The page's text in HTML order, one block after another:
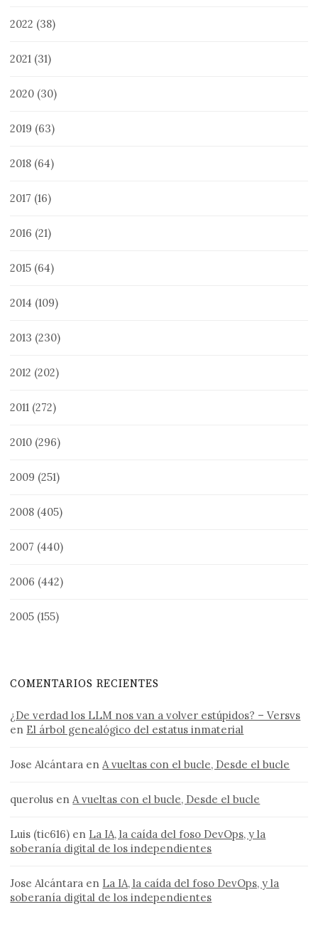
2022 (38)
2021 (31)
2020 (30)
2019 (63)
2018 (64)
2017 (16)
2016 (21)
2015 (64)
2014 (109)
2013 (230)
2012 (202)
2011 (272)
2010 (296)
2009 (251)
2008 (405)
2007 (440)
2006 (442)
2005 (155)
COMENTARIOS RECIENTES
¿De verdad los LLM nos van a volver estúpidos? – Versvs
en El árbol genealógico del estatus inmaterial
Jose Alcántara enA vueltas con el bucle, Desde el bucle
querolus enA vueltas con el bucle, Desde el bucle
Luis (tic616) en La IA, la caída del foso DevOps, y la
soberanía digital de los independientes
Jose Alcántara en La IA, la caída del foso DevOps, y la
soberanía digital de los independientes